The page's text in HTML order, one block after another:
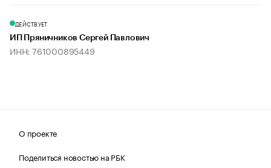
ДЕЙСТВУЕТ
ИП Пряничников Сергей Павлович
ИНН: 761000895449
О проекте
Поделиться новостью на РБК